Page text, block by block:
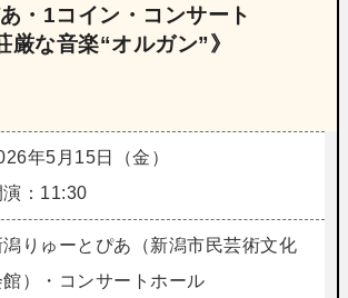
・1コイン・コンサート
な音楽“オルガン”》
年5月15日（金）
演：11:30
潟 りゅーとぴあ（新潟市民芸術文化
館）・コンサートホール